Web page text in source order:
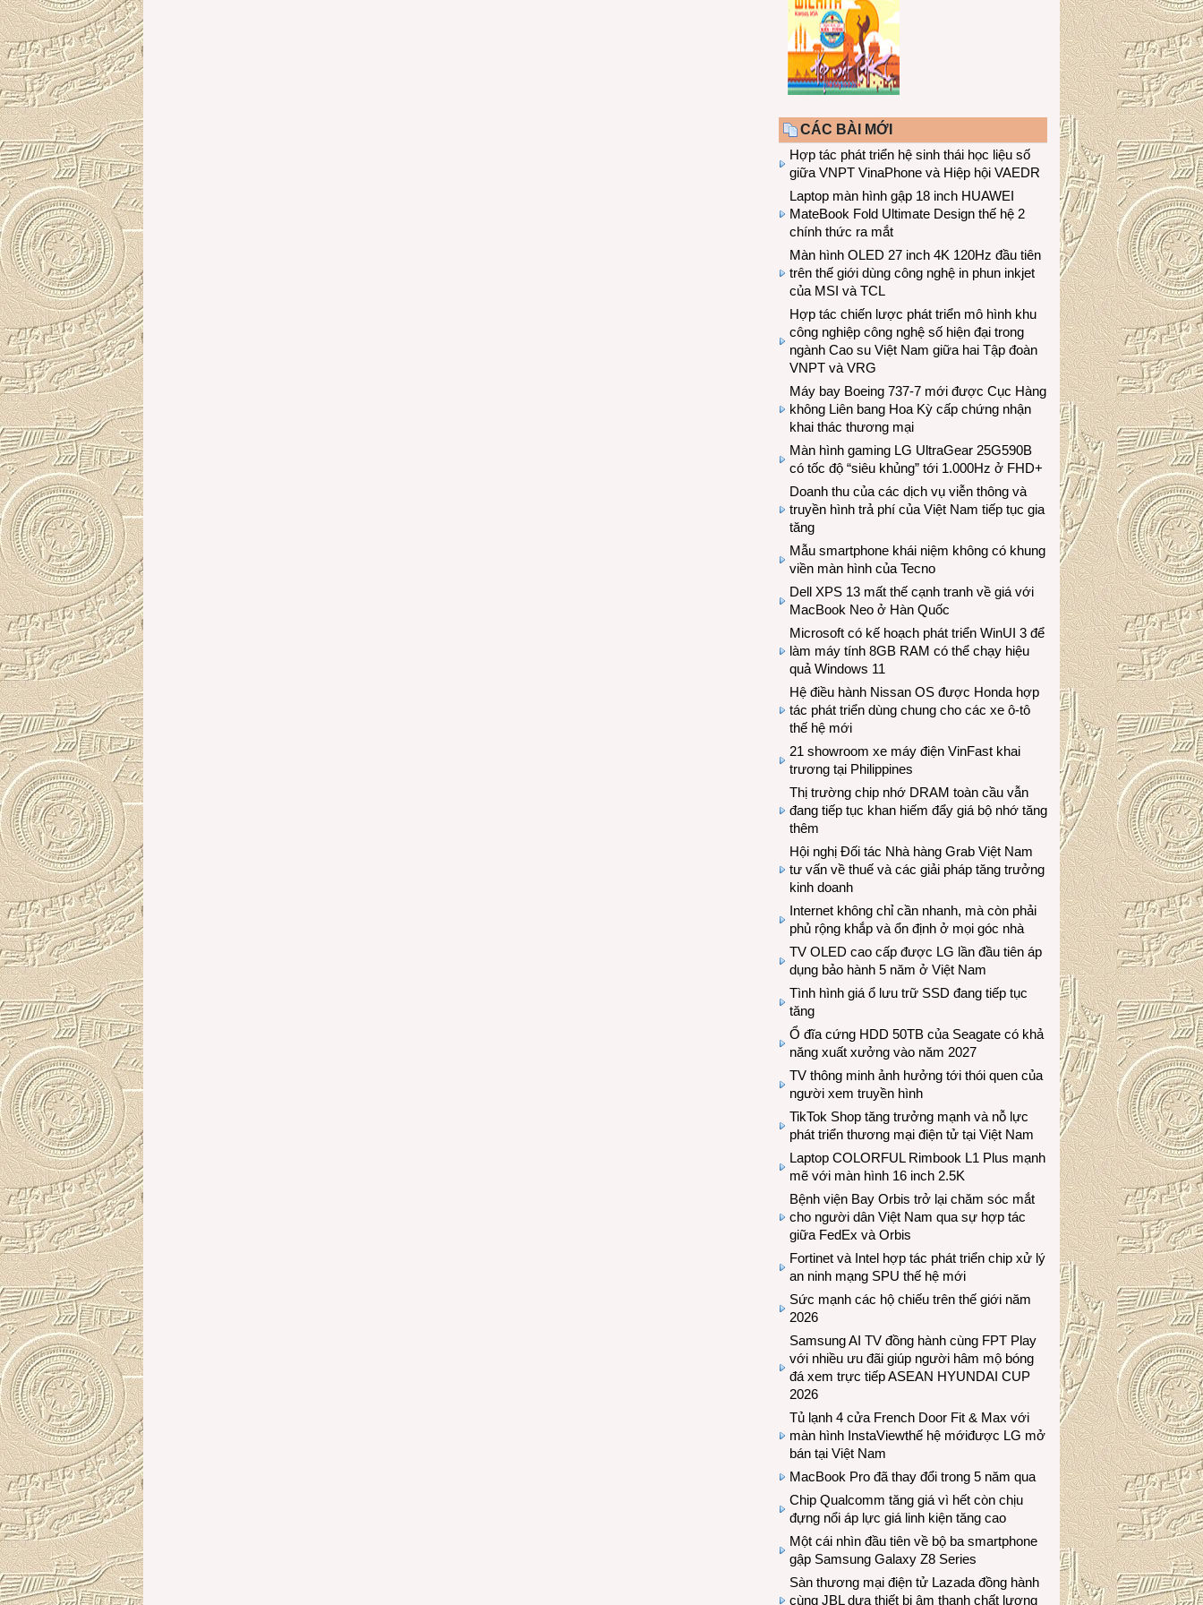
CÁC BÀI MỚI
Hợp tác phát triển hệ sinh thái học liệu số
giữa VNPT VinaPhone và Hiệp hội VAEDR
Laptop màn hình gập 18 inch HUAWEI
MateBook Fold Ultimate Design thế hệ 2
chính thức ra mắt
Màn hình OLED 27 inch 4K 120Hz đầu tiên
trên thế giới dùng công nghệ in phun inkjet
của MSI và TCL
Hợp tác chiến lược phát triển mô hình khu
công nghiệp công nghệ số hiện đại trong
ngành Cao su Việt Nam giữa hai Tập đoàn
VNPT và VRG
Máy bay Boeing 737-7 mới được Cục Hàng
không Liên bang Hoa Kỳ cấp chứng nhận
khai thác thương mại
Màn hình gaming LG UltraGear 25G590B
có tốc độ “siêu khủng” tới 1.000Hz ở FHD+
Doanh thu của các dịch vụ viễn thông và
truyền hình trả phí của Việt Nam tiếp tục gia
tăng
Mẫu smartphone khái niệm không có khung
viền màn hình của Tecno
Dell XPS 13 mất thế cạnh tranh về giá với
MacBook Neo ở Hàn Quốc
Microsoft có kế hoạch phát triển WinUI 3 để
làm máy tính 8GB RAM có thể chạy hiệu
quả Windows 11
Hệ điều hành Nissan OS được Honda hợp
tác phát triển dùng chung cho các xe ô-tô
thế hệ mới
21 showroom xe máy điện VinFast khai
trương tại Philippines
Thị trường chip nhớ DRAM toàn cầu vẫn
đang tiếp tục khan hiếm đẩy giá bộ nhớ tăng
thêm
Hội nghị Đối tác Nhà hàng Grab Việt Nam
tư vấn về thuế và các giải pháp tăng trưởng
kinh doanh
Internet không chỉ cần nhanh, mà còn phải
phủ rộng khắp và ổn định ở mọi góc nhà
TV OLED cao cấp được LG lần đầu tiên áp
dụng bảo hành 5 năm ở Việt Nam
Tình hình giá ổ lưu trữ SSD đang tiếp tục
tăng
Ổ đĩa cứng HDD 50TB của Seagate có khả
năng xuất xưởng vào năm 2027
TV thông minh ảnh hưởng tới thói quen của
người xem truyền hình
TikTok Shop tăng trưởng mạnh và nỗ lực
phát triển thương mại điện tử tại Việt Nam
Laptop COLORFUL Rimbook L1 Plus mạnh
mẽ với màn hình 16 inch 2.5K
Bệnh viện Bay Orbis trở lại chăm sóc mắt
cho người dân Việt Nam qua sự hợp tác
giữa FedEx và Orbis
Fortinet và Intel hợp tác phát triển chip xử lý
an ninh mạng SPU thế hệ mới
Sức mạnh các hộ chiếu trên thế giới năm
2026
Samsung AI TV đồng hành cùng FPT Play
với nhiều ưu đãi giúp người hâm mộ bóng
đá xem trực tiếp ASEAN HYUNDAI CUP
2026
Tủ lạnh 4 cửa French Door Fit & Max với
màn hình InstaViewthế hệ mớiđược LG mở
bán tại Việt Nam
MacBook Pro đã thay đổi trong 5 năm qua
Chip Qualcomm tăng giá vì hết còn chịu
đựng nổi áp lực giá linh kiện tăng cao
Một cái nhìn đầu tiên về bộ ba smartphone
gập Samsung Galaxy Z8 Series
Sàn thương mại điện tử Lazada đồng hành
cùng JBL dưa thiết bị âm thanh chất lượng